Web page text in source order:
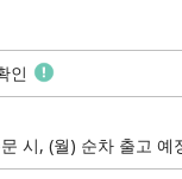
인
시, (월) 순차 출고 예